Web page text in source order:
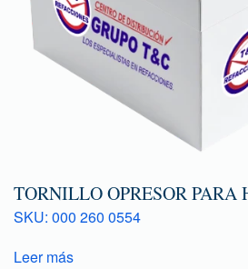
TORNILLO OPRESOR PARA
SKU: 000 260 0554
Leer más